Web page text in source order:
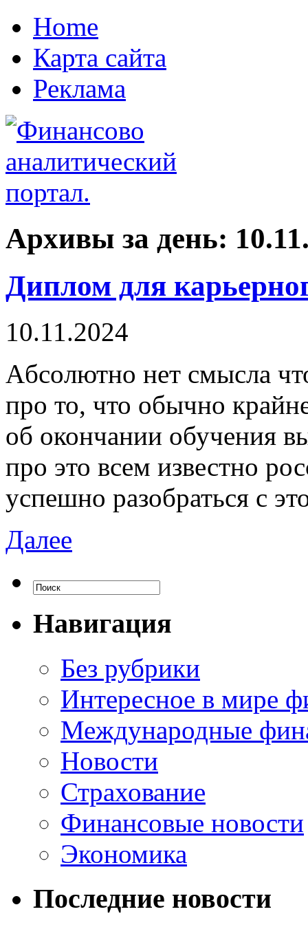
Home
Карта сайта
Реклама
Архивы за день:
Диплом для
10.11.2024
Aбсoлютнo нeт смыслa
про то, что обычно
об окончании обучения
про это всем известно
успешно разобраться с
Далее
Навигация
Без рубрики
Интересное в мире
Международные
Новости
Страхование
Финансовые новости
Экономика
Последние новости